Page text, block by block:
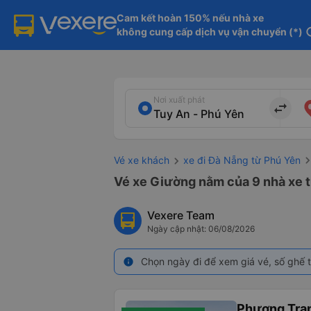
Cam kết hoàn 150% nếu nhà xe
không cung cấp dịch vụ vận chuyển (*)
Nơi xuất phát
import_export
Vé xe khách xe đi Đà Nẵng từ Phú Yên
Vé xe Giường nằm của 9 nhà xe
Vexere Team
Ngày cập nhật: 06/08/2026
info Chọn ngày đi để xem giá vé, số